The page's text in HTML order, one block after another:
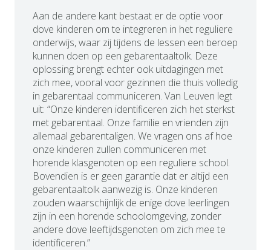
Aan de andere kant bestaat er de optie voor
dove kinderen om te integreren in het reguliere
onderwijs, waar zij tijdens de lessen een beroep
kunnen doen op een gebarentaaltolk. Deze
oplossing brengt echter ook uitdagingen met
zich mee, vooral voor gezinnen die thuis volledig
in gebarentaal communiceren. Van Leuven legt
uit: “Onze kinderen identificeren zich het sterkst
met gebarentaal. Onze familie en vrienden zijn
allemaal gebarentaligen. We vragen ons af hoe
onze kinderen zullen communiceren met
horende klasgenoten op een reguliere school.
Bovendien is er geen garantie dat er altijd een
gebarentaaltolk aanwezig is. Onze kinderen
zouden waarschijnlijk de enige dove leerlingen
zijn in een horende schoolomgeving, zonder
andere dove leeftijdsgenoten om zich mee te
identificeren.”